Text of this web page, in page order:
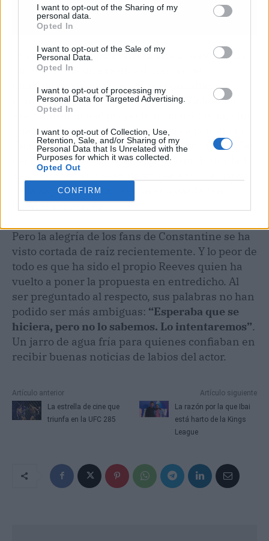
I want to opt-out of the Sharing of my
personal data.
Opted In
I want to opt-out of the Sale of my
Personal Data.
Opted In
I want to opt-out of processing my
Personal Data for Targeted Advertising.
Opted In
I want to opt-out of Collection, Use,
Retention, Sale, and/or Sharing of my
Personal Data that Is Unrelated with the
Purposes for which it was collected.
Opted Out
CONFIRM
Durante un tiempo Constantine 2 parecía más
un deseo que una realidad, hasta que
finalmente algunos de sus responsables,
empezando por el guionista Akiva Goldsman,
aseguraron que el proyecto no solo existía, sino
que iba viento en popa, y volvería a contar con
Keanu Reeves como principal rostro visible. De
hecho, el propio actor ha repetido en infinidad
de ocasiones su deseo de volver a formar parte
de la saga, de la cual, según él, guarda tan
buenos recuerdos.
Pero la alegría de los fans de Constantine se ha
visto cortada de raíz recientemente. Y lo peor de
todo es que ha sido el propio Reeves quien ha
vuelto a poner la propuesta en entredicho. Al
ser preguntado al respecto, sus palabras no han
podido ser más ambiguas: “Esperaba que se
hiciera, pero no lo sabemos. Lo intentaremos”.
Un jarro de agua fría para quienes confiaban en
recibir buenas noticias de labios del actor.
Artículo anterior
La estrella de cine que
triunfa en la UFC 285
Artículo siguiente
La razón por la que Ibai
está harto de la Kings
League